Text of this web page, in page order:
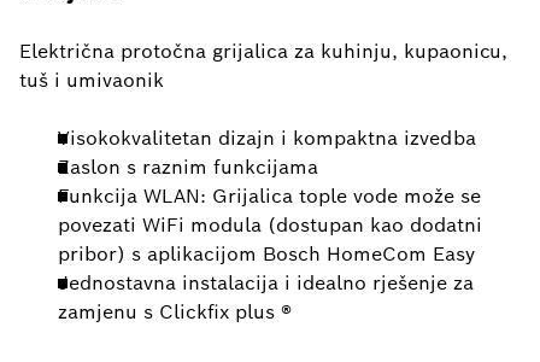
Električna protočna grijalica za kuhinju, kupaonicu,
tuš i umivaonik
Visokokvalitetan dizajn i kompaktna izvedba
Zaslon s raznim funkcijama
Funkcija WLAN: Grijalica tople vode može se
povezati WiFi modula (dostupan kao dodatni
pribor) s aplikacijom Bosch HomeCom Easy
Jednostavna instalacija i idealno rješenje za
zamjenu s Clickfix plus ®